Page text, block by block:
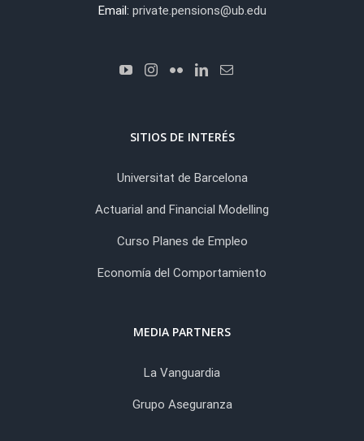
Email: private.pensions@ub.edu
SITIOS DE INTERÉS
Universitat de Barcelona
Actuarial and Financial Modelling
Curso Planes de Empleo
Economía del Comportamiento
MEDIA PARTNERS
La Vanguardia
Grupo Aseguranza